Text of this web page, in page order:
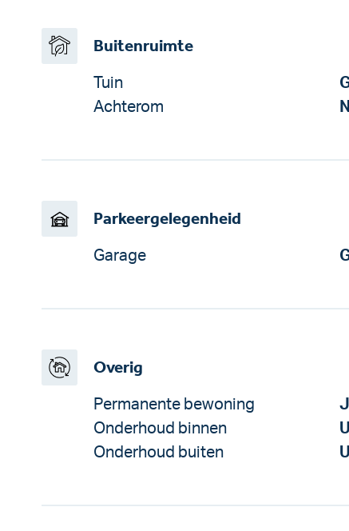
Buitenruimte
Tuin
Achterom
Parkeergelegenheid
Garage
Overig
Permanente bewoning
Onderhoud binnen
Onderhoud buiten